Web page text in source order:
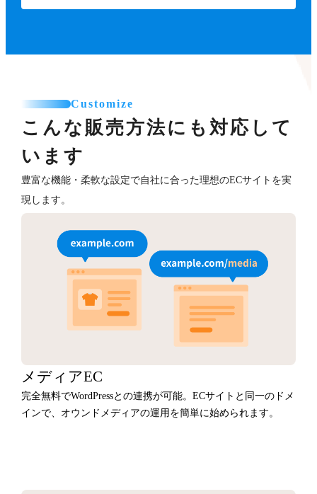
Customize
こんな販売方法にも対応して
います
豊富な機能・柔軟な設定で自社に合った理想のECサイトを実
現します。
メディアEC
完全無料でWordPressとの連携が可能。ECサイトと同一のドメ
インで、オウンドメディアの運用を簡単に始められます。